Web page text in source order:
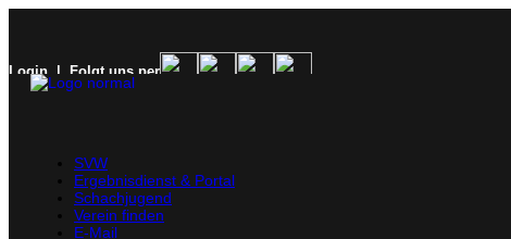
Login | Folgt uns per
SVW
Ergebnisdienst & Portal
Schachjugend
Verein finden
E-Mail